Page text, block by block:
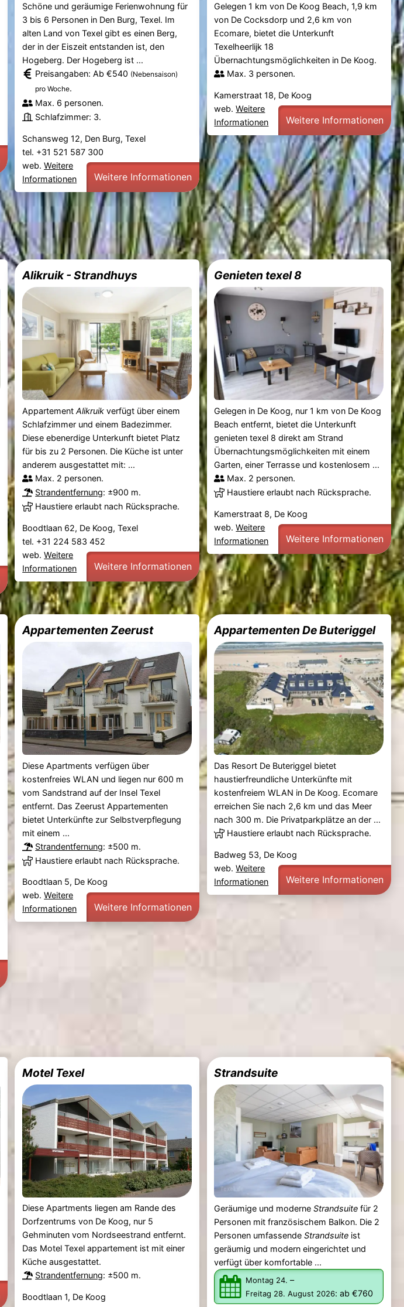
Schöne und geräumige Ferienwohnung für
3 bis 6 Personen in Den Burg, Texel. Im
alten Land von Texel gibt es einen Berg,
der in der Eiszeit entstanden ist, den
Hogeberg. Der Hogeberg ist ...
Preisangaben: Ab €540 (Nebensaison)
pro Woche.
Max. 6 personen.
Schlafzimmer: 3.
Schansweg 12, Den Burg, Texel
tel. +31 521 587 300
web.Weitere
Informationen
Weitere Informationen
Gelegen 1 km von De Koog Beach, 1,9 km
von De Cocksdorp und 2,6 km von
Ecomare, bietet die Unterkunft
Texelheerlijk 18
Übernachtungsmöglichkeiten in De Koog.
Max. 3 personen.
Kamerstraat 18, De Koog
web.Weitere
Informationen
Weitere Informationen
Alikruik - Strandhuys
AppartementAlikruik verfügt über einem
Schlafzimmer und einem Badezimmer.
Diese ebenerdige Unterkunft bietet Platz
für bis zu 2 Personen. Die Küche ist unter
anderem ausgestattet mit: ...
Max. 2 personen.
Strandentfernung: ±900 m.
Haustiere erlaubt nach Rücksprache.
Boodtlaan 62, De Koog, Texel
tel. +31 224 583 452
web.Weitere
Informationen
Weitere Informationen
Genieten texel 8
Gelegen in De Koog, nur 1 km von De Koog
Beach entfernt, bietet die Unterkunft
genieten texel 8 direkt am Strand
Übernachtungsmöglichkeiten mit einem
Garten, einer Terrasse und kostenlosem ...
Max. 2 personen.
Haustiere erlaubt nach Rücksprache.
Kamerstraat 8, De Koog
web.Weitere
Informationen
Weitere Informationen
Appartementen Zeerust
Diese Apartments verfügen über
kostenfreies WLAN und liegen nur 600 m
vom Sandstrand auf der Insel Texel
entfernt. Das Zeerust Appartementen
bietet Unterkünfte zur Selbstverpflegung
mit einem ...
Strandentfernung: ±500 m.
Haustiere erlaubt nach Rücksprache.
Boodtlaan 5, De Koog
web.Weitere
Informationen
Weitere Informationen
Appartementen De Buteriggel
Das Resort De Buteriggel bietet
haustierfreundliche Unterkünfte mit
kostenfreiem WLAN in De Koog. Ecomare
erreichen Sie nach 2,6 km und das Meer
nach 300 m. Die Privatparkplätze an der ...
Haustiere erlaubt nach Rücksprache.
Badweg 53, De Koog
web.Weitere
Informationen
Weitere Informationen
Motel Texel
Diese Apartments liegen am Rande des
Dorfzentrums von De Koog, nur 5
Gehminuten vom Nordseestrand entfernt.
Das Motel Texel appartement ist mit einer
Küche ausgestattet.
Strandentfernung: ±500 m.
Boodtlaan 1, De Koog
Strandsuite
Geräumige und moderneStrandsuite für 2
Personen mit französischem Balkon. Die 2
Personen umfassendeStrandsuite ist
geräumig und modern eingerichtet und
verfügt über komfortable ...
Montag 24. –
Freitag 28. August 2026:ab €760